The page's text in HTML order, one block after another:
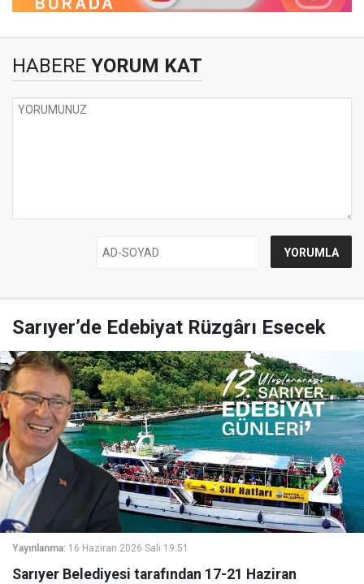
HABERE YORUM KAT
Sarıyer’de Edebiyat Rüzgârı Esecek
Yayınlanma: 16 Haziran 2026 Salı 19:51
Sarıyer Belediyesi tarafından 17-21 Haziran